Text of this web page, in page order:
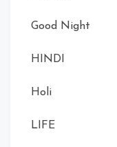
Good Night
HINDI
Holi
LIFE